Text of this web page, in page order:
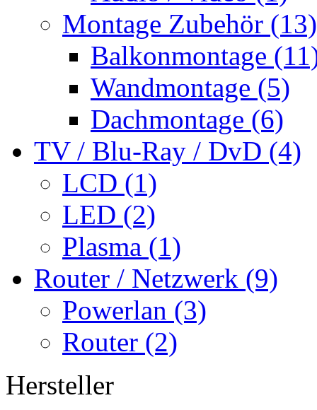
Montage Zubehör (13)
Balkonmontage
Wandmontage (5)
Dachmontage (6)
TV / Blu-Ray / DvD (4)
LCD (1)
LED (2)
Plasma (1)
Router / Netzwerk (9)
Powerlan (3)
Router (2)
Hersteller